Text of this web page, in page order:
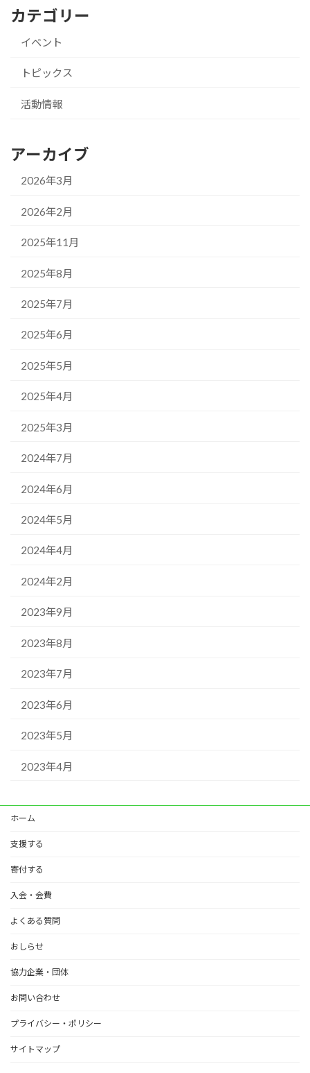
カテゴリー
イベント
トピックス
活動情報
アーカイブ
2026年3月
2026年2月
2025年11月
2025年8月
2025年7月
2025年6月
2025年5月
2025年4月
2025年3月
2024年7月
2024年6月
2024年5月
2024年4月
2024年2月
2023年9月
2023年8月
2023年7月
2023年6月
2023年5月
2023年4月
ホーム
支援する
寄付する
入会・会費
よくある質問
おしらせ
協力企業・団体
お問い合わせ
プライバシー・ポリシー
サイトマップ